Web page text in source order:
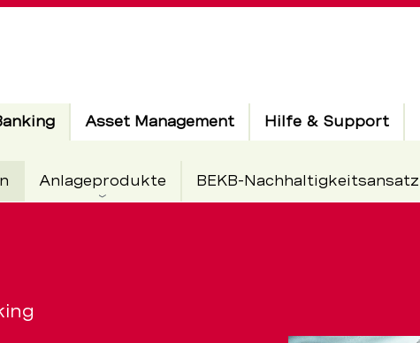
Aktiv
Anlageprodukte BEKB-Nachhaltigkeitsansatz
Asset Management Hilfe & Support